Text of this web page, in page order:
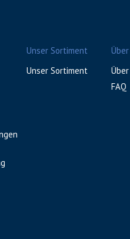
Unser Sortiment
Unser Sortiment
FAQ